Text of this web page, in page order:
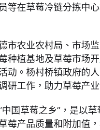
等在草莓冷链分拣中
市农业农村局、市场
种植基地及草莓市场开
动。杨村桥镇政府的
研工作，助力草莓产
国草莓之乡”，是以
莓产品质量和附加值